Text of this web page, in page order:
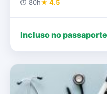
⏱ 80h★ 4.5
Incluso no passaporte